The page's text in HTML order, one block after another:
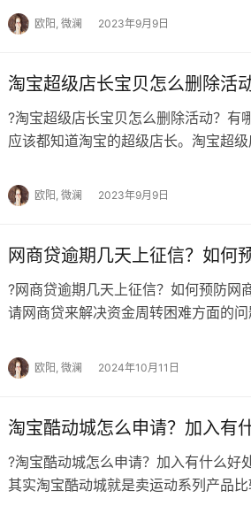
欧阳, 微澜 2023年9月9日
淘宝超级店长宝贝怎么删除活
?淘宝超级店长宝贝怎么删除活动？
应该都知道淘宝的超级店长。淘宝超
欧阳, 微澜 2023年9月9日
网商贷逾期几天上征信？如何
?网商贷逾期几天上征信？如何预防
请网商贷来解决资金周转困难方面的
欧阳, 微澜 2024年10月11日
淘宝酷动城怎么申请？加入有
?淘宝酷动城怎么申请？加入有什么
其实淘宝酷动城就是卖运动系列产品